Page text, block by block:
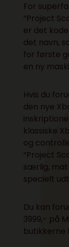
For
“Project
er det
det navn,
for første
en ny
Hvis du
den nye
klassiske
og
“Project
særlig, mat
specielt
Du kan
3999,- på
butikkerne